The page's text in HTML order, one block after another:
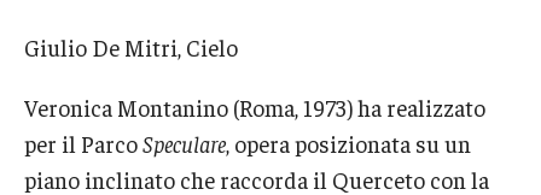
Giulio De Mitri, Cielo
Veronica Montanino (Roma, 1973) ha realizzato
per il ParcoSpeculare, opera posizionata su un
piano inclinato che raccorda il Querceto con la